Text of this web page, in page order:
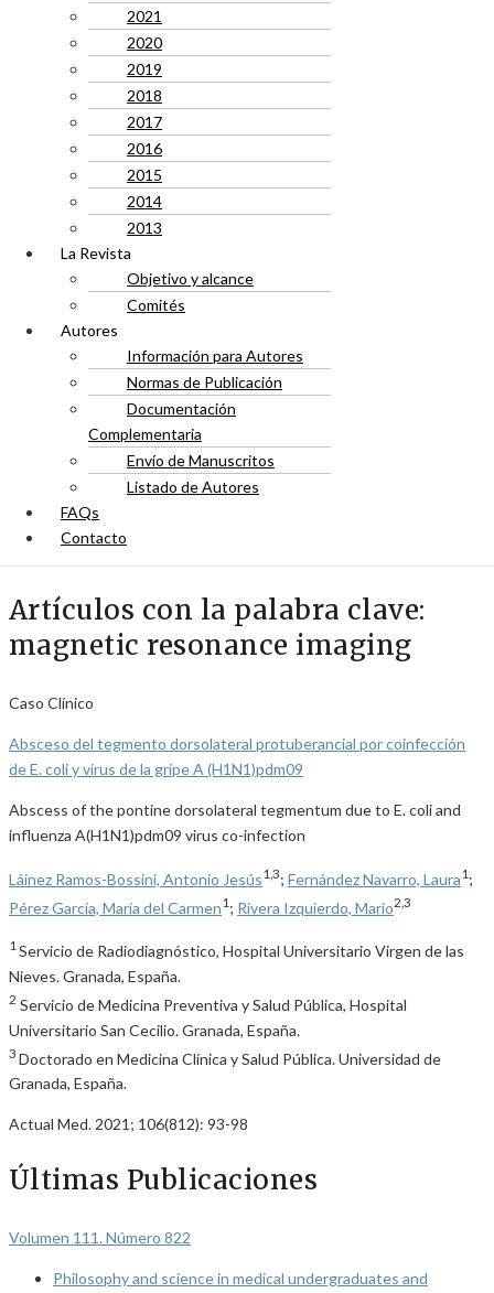
2021
2020
2019
2018
2017
2016
2015
2014
2013
La Revista
Objetivo y alcance
Comités
Autores
Información para Autores
Normas de Publicación
Documentación
Complementaria
Envío de Manuscritos
Listado de Autores
FAQs
Contacto
Artículos con la palabra clave:
magnetic resonance imaging
Caso Clínico
Absceso del tegmento dorsolateral protuberancial por coinfección
de E. coli y virus de la gripe A (H1N1)pdm09
Abscess of the pontine dorsolateral tegmentum due to E. coli and
influenza A(H1N1)pdm09 virus co-infection
Láinez Ramos-Bossini, Antonio Jesús1,3; Fernández Navarro, Laura1 ;
Pérez García, María del Carmen1 ; Rivera Izquierdo, Mario2,3
1 Servicio de Radiodiagnóstico, Hospital Universitario Virgen de las
Nieves. Granada, España.
2 Servicio de Medicina Preventiva y Salud Pública, Hospital
Universitario San Cecilio. Granada, España.
3 Doctorado en Medicina Clínica y Salud Pública. Universidad de
Granada, España.
Actual Med. 2021; 106(812): 93-98
Últimas Publicaciones
Volumen 111. Número 822
Philosophy and science in medical undergraduates and